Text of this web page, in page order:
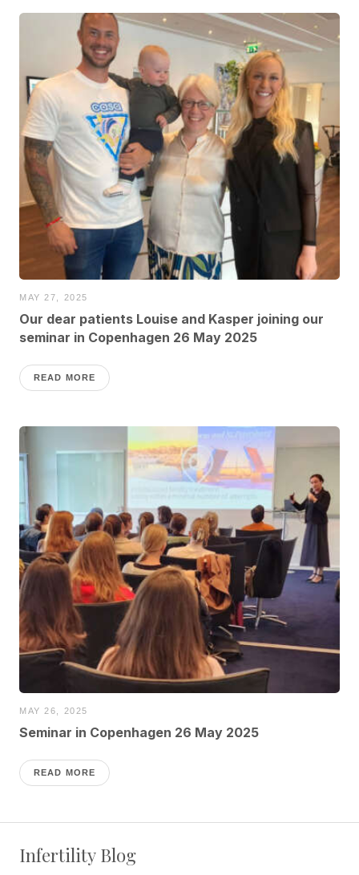
MAY 27, 2025
Our dear patients Louise and Kasper joining our
seminar in Copenhagen 26 May 2025
READ MORE
MAY 26, 2025
Seminar in Copenhagen 26 May 2025
READ MORE
Infertility Blog